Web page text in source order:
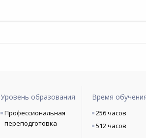
Уровень образования
Профессиональная
переподготовка
Время
256 часов
512 часов